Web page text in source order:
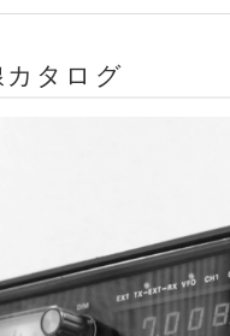
カタログ